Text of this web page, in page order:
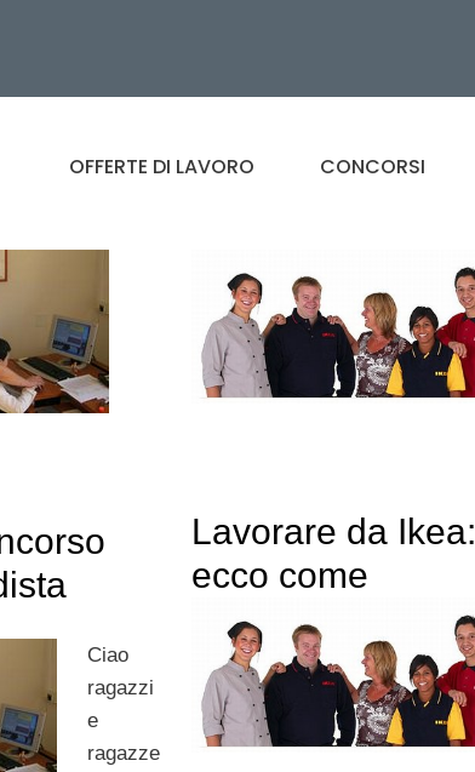
OFFERTE DI LAVORO CONCORSI
Ciao
ragazzi
e
ragazze
Lavorare da Ikea:
ecco come